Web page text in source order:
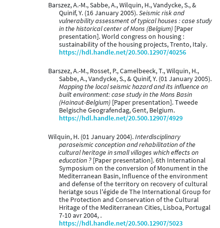
Barszez, A.-M., Sabbe, A., Wilquin, H., Vandycke, S., &
Quinif, Y. (16 January 2005).Seismic risk and
vulnerability assessment of typical houses : case study
in the historical center of Mons (Belgium) [Paper
presentation]. World congress on housing :
sustainability of the housing projects, Trento, Italy.
https://hdl.handle.net/20.500.12907/40256
Barszez, A.-M., Rosset, P., Camelbeeck, T., Wilquin, H.,
Sabbe, A., Vandycke, S., & Quinif, Y. (01 January 2005).
Mapping the local seismic hazard and its influence on
built environment: case study in the Mons Basin
(Hainaut-Belgium) [Paper presentation]. Tweede
Belgische Geografendag, Gent, Belgium.
https://hdl.handle.net/20.500.12907/4929
Wilquin, H. (01 January 2004).Interdisciplinary
paraseismic conception and rehabilitation of the
cultural heritage in small villages which effects on
education ? [Paper presentation]. 6th International
Symposium on the conversion of Monument in the
Mediterranean Basin, Influence of the environment
and defense of the territory on recovery of cultural
heriatge sous l'égide de The International Group for
the Protection and Conservation of the Cultural
Hritage of the Mediterranean Cities, Lisboa, Portugal
7-10 avr 2004, .
https://hdl.handle.net/20.500.12907/5023